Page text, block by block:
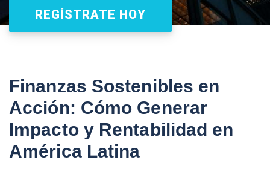
REGÍSTRATE HOY
Finanzas Sostenibles en
Acción: Cómo Generar
Impacto y Rentabilidad en
América Latina